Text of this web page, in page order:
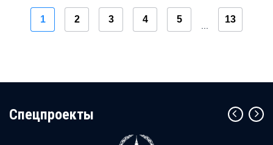
1 2 3 4 5 13
Cпецпроекты